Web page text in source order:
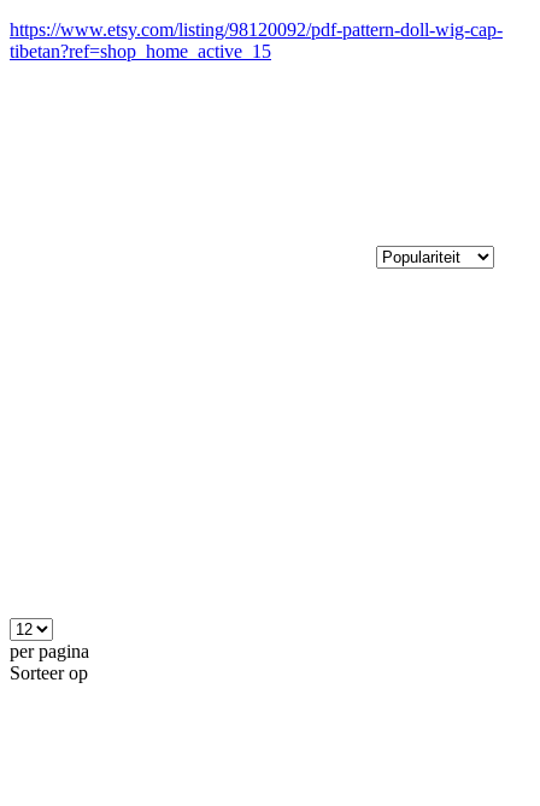
https://www.etsy.com/listing/98120092/pdf-pattern-doll-wig-cap-
tibetan?ref=shop_home_active_15
per pagina
Sorteer op